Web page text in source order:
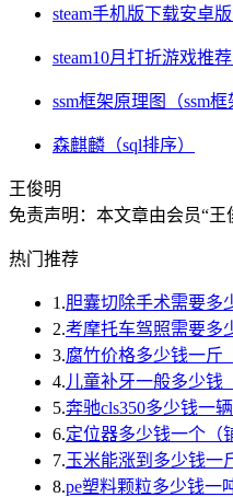
steam手机版下载安卓
steam10月打折游戏推
ssm框架原理图（ssm框
森麒麟（sql排序）
王俊明
免责声明：本文章由会员“
热门推荐
1.胆囊切除手术需要多
2.考摩托车驾照需要多
3.腐竹价格多少钱一斤
4.儿童补牙一般多少钱
5.奔驰cls350多少钱一
6.定位器多少钱一个（
7.玉米能涨到多少钱一
8.pe塑料颗粒多少钱一